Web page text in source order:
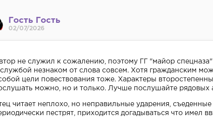
Гость Гость
02/07/2026
не служил к сожалению, поэтому ГГ "майор
незнаком от слова совсем. Хотя гражданским
цели повествования тоже. Характеры
можно, но и только. Лучше послушайте рядовых
читает неплохо, но неправильные ударения,
пестрят, приходится догадываться что имел